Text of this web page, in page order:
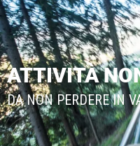
ATTIVITÀ
DA NON PERDERE IN